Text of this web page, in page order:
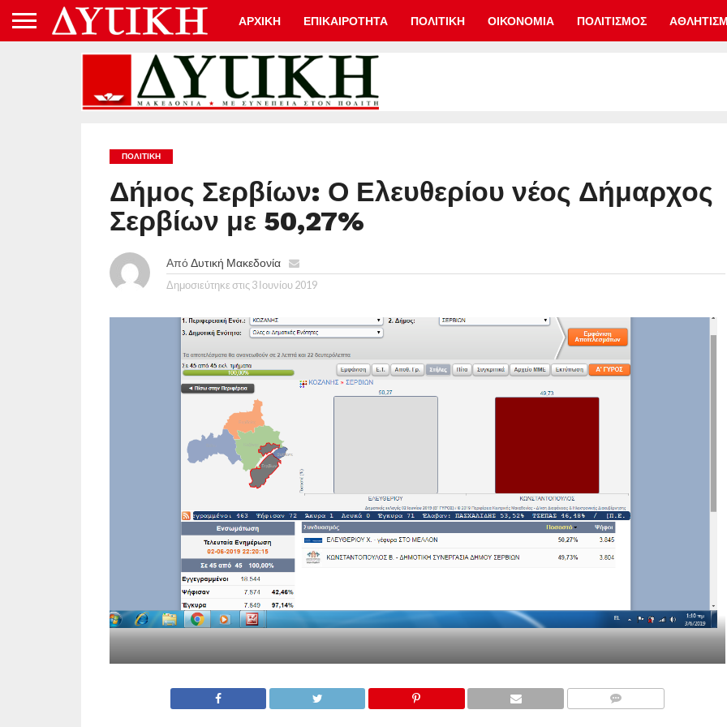
ΑΡΧΙΚΗ ΕΠΙΚΑΙΡΟΤΗΤΑ ΠΟΛΙΤΙΚΗ ΟΙΚΟΝΟΜΙΑ ΠΟΛΙΤΙΣΜΟΣ
ΠΟΛΙΤΙΚΉ
Δήμος Σερβίων: Ο Ελευθερίου νέος Δήμαρχος
Σερβίων με 50,27%
ΑπόΔυτική Μακεδονία
Δημοσιεύτηκε στις 3 Ιουνίου 2019